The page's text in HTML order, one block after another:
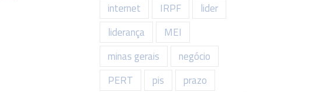
internet
IRPF
lider
liderança
MEI
minas gerais
negócio
PERT
pis
prazo